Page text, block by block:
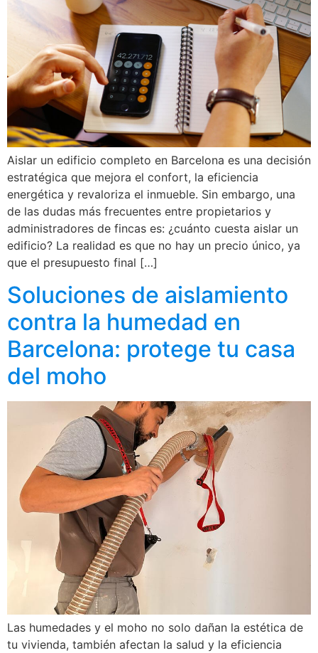
Aislar un edificio completo en Barcelona es una decisión
estratégica que mejora el confort, la eficiencia
energética y revaloriza el inmueble. Sin embargo, una
de las dudas más frecuentes entre propietarios y
administradores de fincas es: ¿cuánto cuesta aislar un
edificio? La realidad es que no hay un precio único, ya
que el presupuesto final […]
Soluciones de aislamiento
contra la humedad en
Barcelona: protege tu casa
del moho
Las humedades y el moho no solo dañan la estética de
tu vivienda, también afectan la salud y la eficiencia